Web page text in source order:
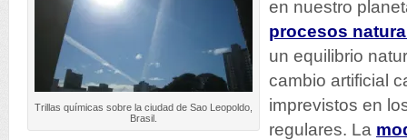
Trillas químicas sobre la ciudad de Sao Leopoldo,
Brasil.
en nuestro
procesos
un equilibrio
cambio artificial
imprevistos en
regulares. La